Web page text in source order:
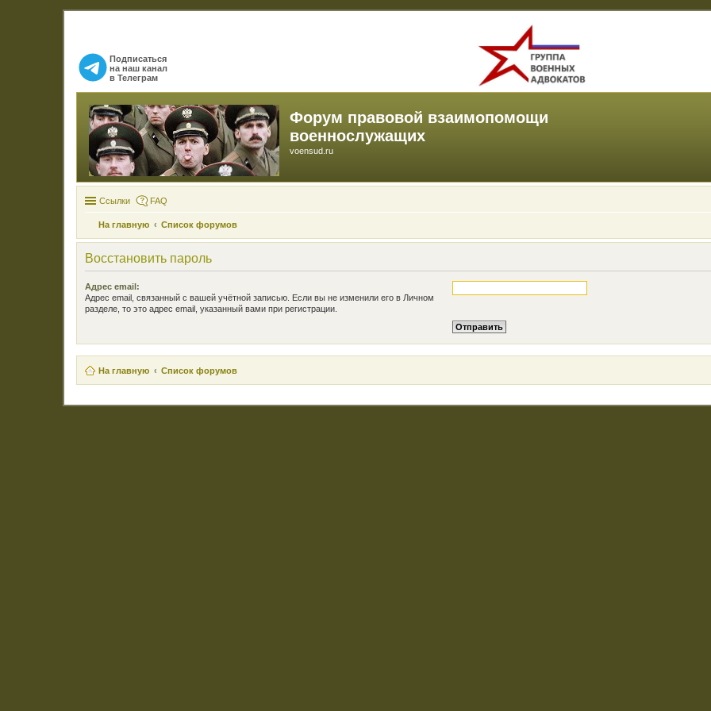
Подписаться
на наш канал
в Телеграм
Форум правовой взаимопомощи
военнослужащих
voensud.ru
Ссылки FAQ
На главную Список форумов
Восстановить пароль
Адрес email:
Адрес email, связанный с вашей учётной записью. Если вы не изменили его в Личном
разделе, то это адрес email, указанный вами при регистрации.
На главную Список форумов